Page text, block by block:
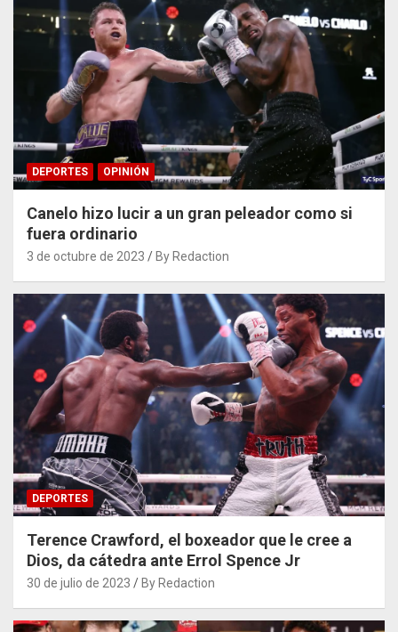
DEPORTES OPINIÓN
Canelo hizo lucir a un gran peleador como si
fuera ordinario
3 de octubre de 2023 By Redaction
DEPORTES
Terence Crawford, el boxeador que le cree a
Dios, da cátedra ante Errol Spence Jr
30 de julio de 2023 By Redaction